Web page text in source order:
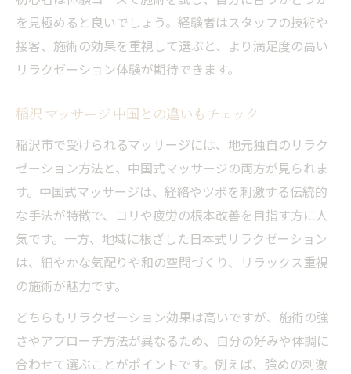
を見極めると良いでしょう。経験者はスタッフの技術や
接客、施術の効果を重視して選ぶと、より満足度の高い
リラクゼーション体験が期待できます。
稲沢 マッサージ 中国との違いもチェック
稲沢市で受けられるマッサージには、地元独自のリラク
ゼーション方法と、中国式マッサージの両方が見られま
す。中国式マッサージは、経絡やツボを刺激する伝統的
な手法が特徴で、コリや疲労の根本改善を目指す方に人
気です。一方、地域に根ざした日本式リラクゼーション
は、細やかな気配りや和の空間づくり、リラックス重視
の施術が魅力です。
どちらもリラクゼーション効果は高いですが、施術の強
さやアプローチ方法が異なるため、自分の好みや体調に
合わせて選ぶことがポイントです。例えば、強めの刺激